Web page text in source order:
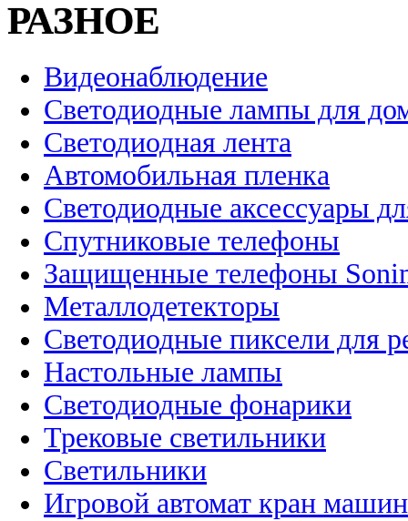
РАЗНОЕ
Видеонаблюдение
Светодиодные лампы для
Светодиодная лента
Автомобильная пленка
Светодиодные аксессуары
Спутниковые телефоны
Защищенные телефоны
Металлодетекторы
Светодиодные пиксели для
Настольные лампы
Светодиодные фонарики
Трековые светильники
Светильники
Игровой автомат кран